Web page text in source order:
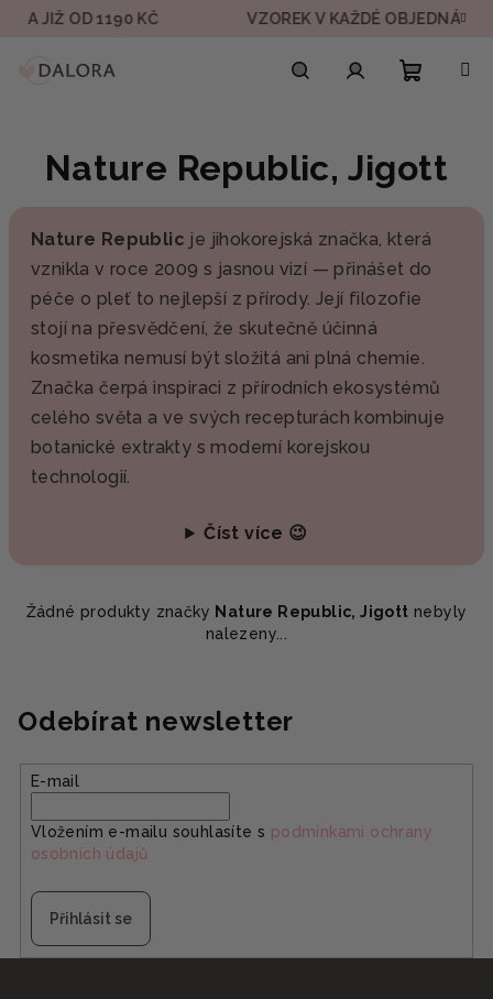
PřejítJIŽ OD 1190 KČ VZOREK V KAŽDÉ OBJEDNÁVCE
košík
Nature Republic, Jigott
Nature Republic je jihokorejská značka, která
vznikla v roce 2009 s jasnou vizí — přinášet do
péče o pleť to nejlepší z přírody. Její filozofie
stojí na přesvědčení, že skutečně účinná
kosmetika nemusí být složitá ani plná chemie.
Značka čerpá inspiraci z přírodních ekosystémů
celého světa a ve svých recepturách kombinuje
botanické extrakty s moderní korejskou
technologií.
Číst více 😉
Žádné produkty značky Nature Republic, Jigott nebyly
nalezeny...
Odebírat newsletter
E-mail
Vložením e-mailu souhlasíte s podmínkami ochrany
osobních údajů
Přihlásit se